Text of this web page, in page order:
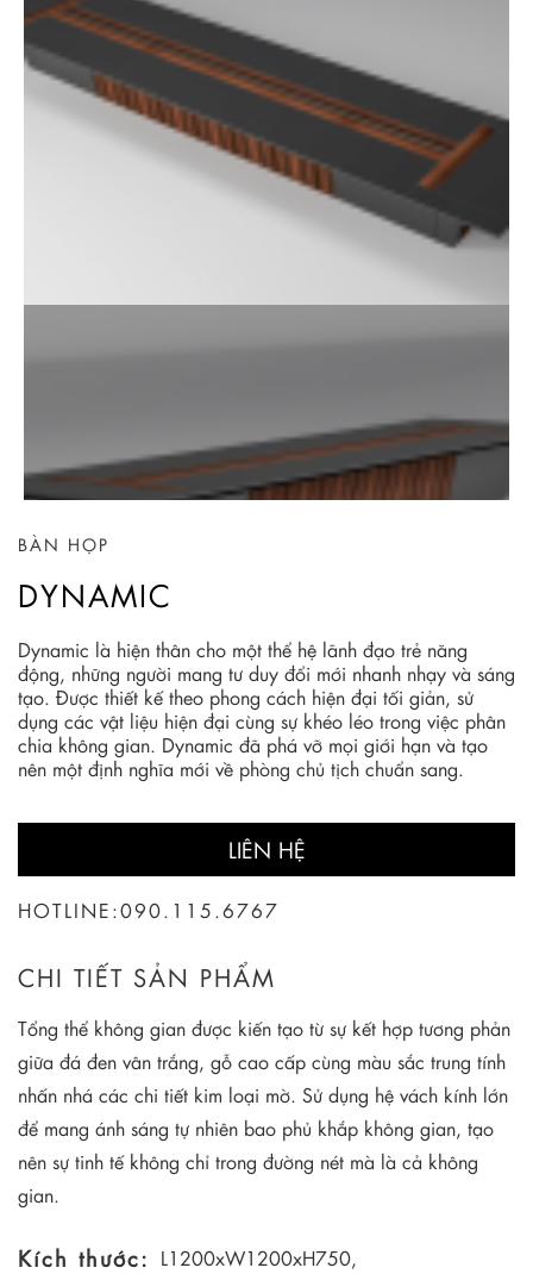
BÀN HỌP
DYNAMIC
Dynamic là hiện thân cho một thể hệ lãnh đạo trẻ năng
động, những người mang tư duy đổi mới nhanh nhạy và sáng
tạo. Được thiết kế theo phong cách hiện đại tối giản, sử
dụng các vật liệu hiện đại cùng sự khéo léo trong việc phân
chia không gian. Dynamic đã phá vỡ mọi giới hạn và tạo
nên một định nghĩa mới về phòng chủ tịch chuẩn sang.
LIÊN HỆ
HOTLINE:090.115.6767
CHI TIẾT SẢN PHẨM
Tổng thể không gian được kiến tạo từ sự kết hợp tương phản
giữa đá đen vân trắng, gỗ cao cấp cùng màu sắc trung tính
nhấn nhá các chi tiết kim loại mờ. Sử dụng hệ vách kính lớn
để mang ánh sáng tự nhiên bao phủ khắp không gian, tạo
nên sự tinh tế không chỉ trong đường nét mà là cả không
gian.
Kích thước: L1200xW1200xH750,